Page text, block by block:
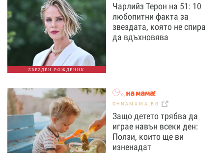
ЗВЕЗДЕН РОЖДЕНИК
Чарлийз Терон на 51: 10
любопитни факта за
звездата, която не спира
да вдъхновява
OHNAMAMA.BG
Защо детето трябва да
играе навън всеки ден:
Ползи, които ще ви
изненадат